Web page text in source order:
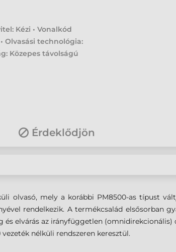
Kézi • Vonalkód
Olvasási technológia:
Közepes távolságú
Érdeklődjön
olvasó, mely a korábbi PM8500-as típust
rendelkezik. A termékcsalád elsősorban
elvárás az irányfüggetlen (omnidirekcionális)
nélküli rendszeren keresztül.